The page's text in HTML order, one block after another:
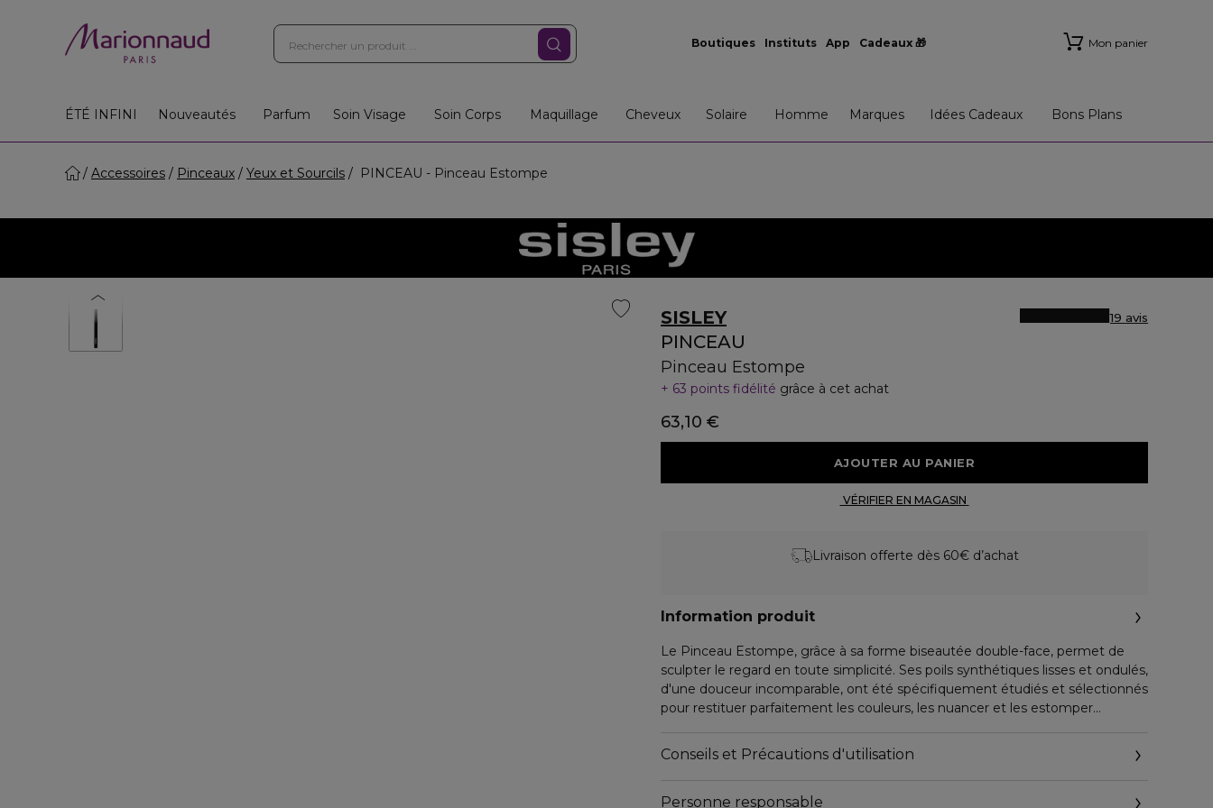
Boutiques Instituts App Cadeaux 🎁 Mon panier
ÉTÉ INFINI Nouveautés Parfum Soin Visage Soin Corps Maquillage Cheveux Solaire Homme Marques Idées Cadeaux Bons Plans
Accessoires Pinceaux Yeux et Sourcils PINCEAU - Pinceau Estompe
SISLEY
PINCEAU
Pinceau Estompe
19 avis
63 points fidélité grâce à cet achat
63,10 €
Livraison offerte dès 60€ d’achat
Information produit
Le Pinceau Estompe, grâce à sa forme biseautée double-face, permet de
sculpter le regard en toute simplicité. Ses poils synthétiques lisses et ondulés,
d'une douceur incomparable, ont été spécifiquement étudiés et sélectionnés
pour restituer parfaitement les couleurs, les nuancer et les estomper
Pour l'élaboration de ses pinceaux, Sisley collabore avec Raphaël, maître
valorisent au mieux les performances de nos formules.
Conseils et Précautions d'utilisation
Personne responsable